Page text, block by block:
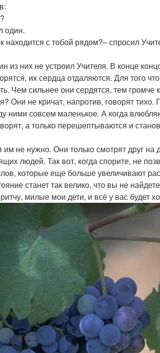
один.
находится с тобой рядом?– спросил
из них не устроил Учителя. В конце
их сердца отдаляются. Для того
Чем сильнее они сердятся, тем громче
Они не кричат, напротив, говорят тихо.
ними совсем маленькое. А когда
а только перешептываются и
не нужно. Они только смотрят друг на
людей. Так вот, когда спорите, не
которые еще больше увеличивают
станет так велико, что вы не
милые мои дети, и всё у вас будет